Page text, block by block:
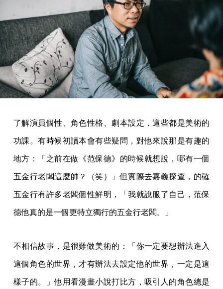
了解演員個性、角色性格、劇本設定，這些都是美術的
功課。有時候初讀本會有些疑問，對他來說那是有趣的
地方：「之前在做《范保德》的時候就想說，哪有一個
五金行老闆這麼帥？（笑）」但實際去嘉義探查，的確
五金行有許多老闆個性鮮明，「我就說服了自己，范保
德他真的是一個更特立獨行的五金行老闆。」
不相信故事，是很難做美術的：「你一定要想辦法進入
這個角色的世界，才有辦法去設定他的世界，一定是這
樣子的。」他用看漫畫小說打比方，吸引人的角色總是